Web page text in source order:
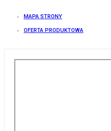
MAPA STRONY
OFERTA PRODUKTOWA